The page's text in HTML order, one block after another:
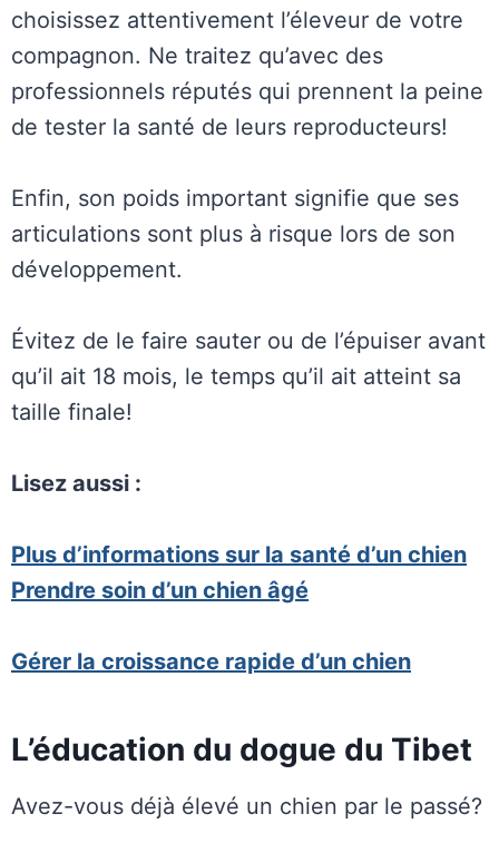
choisissez attentivement l’éleveur de votre
compagnon. Ne traitez qu’avec des
professionnels réputés qui prennent la peine
de tester la santé de leurs reproducteurs!
Enfin, son poids important signifie que ses
articulations sont plus à risque lors de son
développement.
Évitez de le faire sauter ou de l’épuiser avant
qu’il ait 18 mois, le temps qu’il ait atteint sa
taille finale!
Lisez aussi :
Plus d’informations sur la santé d’un chien
Prendre soin d’un chien âgé
Gérer la croissance rapide d’un chien
L’éducation du dogue du Tibet
Avez-vous déjà élevé un chien par le passé?